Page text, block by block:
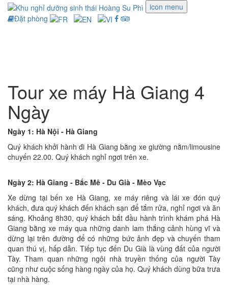
icon menu
Đặt phòng
Tour xe máy Hà Giang 4
Ngày
Ngày 1: Hà Nội - Hà Giang
Quý khách khởi hành đi Hà Giang bằng xe giường nằm/limousine
chuyến 22.00. Quý khách nghỉ ngơi trên xe.
Ngày 2: Hà Giang - Bắc Mê - Du Già - Mèo Vạc
Xe dừng tại bến xe Hà Giang, xe máy riêng và lái xe đón quý
khách, đưa quý khách đến khách sạn để tắm rửa, nghỉ ngơi và ăn
sáng. Khoảng 8h30, quý khách bắt đầu hành trình khám phá Hà
Giang bằng xe máy qua những danh lam thắng cảnh hùng vĩ và
dừng lại trên đường để có những bức ảnh đẹp và chuyến tham
quan thú vị, hấp dẫn. Tiếp tục đến Du Già là vùng đất của người
Tày. Tham quan những ngôi nhà truyền thống của người Tày
cũng như cuộc sống hàng ngày của họ. Quý khách dùng bữa trưa
tại nhà hàng.